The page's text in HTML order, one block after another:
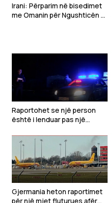
Irani: Përparim në bisedimet
me Omanin për Ngushticën e
Raportohet se një person
është i lenduar pas një
Gjilan
Gjermania heton raportimet
për një mjet fluturues afër